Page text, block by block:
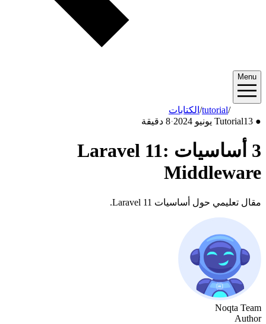
Menu
الكتابات/tutorial
●
Tutorial13 يونيو 2024 ·8 دقيقة
3 أساسيات Laravel 11:
Middleware
مقال تعليمي حول أساسيات Laravel 11.
Noqta Team
Author